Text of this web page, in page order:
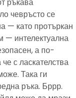
ръкава
чевръсто се
— като протъркан
— интелектуална
а по-
с ласкателства
Така ги
ръка. Бррр.